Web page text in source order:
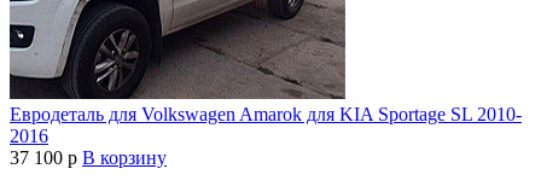
Евродеталь для Volkswagen Amarok для KIA Sportage SL 2010-
2016
37 100 p В корзину